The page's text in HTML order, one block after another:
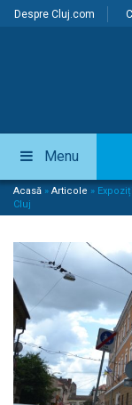
Despre Cluj.com
Menu
Acasă » Articole »
Cluj